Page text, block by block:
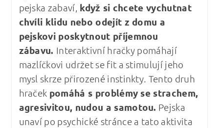
pejska zabaví, když si chcete vychutnat
chvíli klidu nebo odejít z domu a
pejskovi poskytnout příjemnou
zábavu. Interaktivní hračky pomáhají
mazlíčkovi udržet se fit a stimulují jeho
mysl skrze přirozené instinkty. Tento druh
hraček pomáhá s problémy se strachem,
agresivitou, nudou a samotou. Pejska
unaví po psychické stránce a tato aktivita